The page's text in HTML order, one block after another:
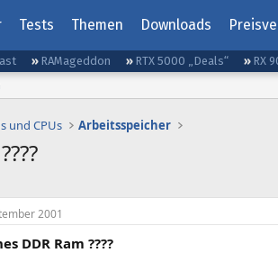
Tests Themen Downloads
RAMageddon RTX 5000 „Deals“ RX
und CPUs Arbeitsspeicher
2001
DDR Ram ????